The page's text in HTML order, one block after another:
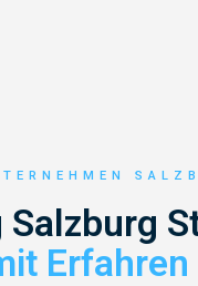
Salzburg
Erfahren